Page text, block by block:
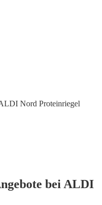
Nord Proteinriegel
bei ALDI